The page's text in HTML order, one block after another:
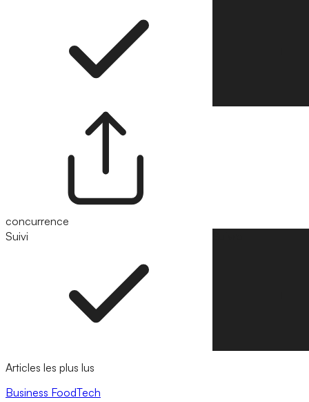
concurrence
Suivi
Articles les plus lus
Business FoodTech